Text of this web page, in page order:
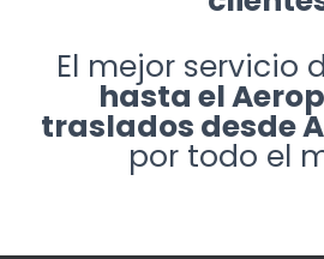
El mejor servicio
hasta el
traslados desde
por todo el